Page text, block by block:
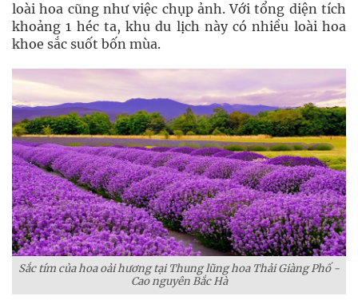
loài hoa cũng như việc chụp ảnh. Với tổng diện tích
khoảng 1 héc ta, khu du lịch này có nhiều loài hoa
khoe sắc suốt bốn mùa.
Sắc tím của hoa oải hương tại Thung lũng hoa Thải Giàng Phố -
Cao nguyên Bắc Hà